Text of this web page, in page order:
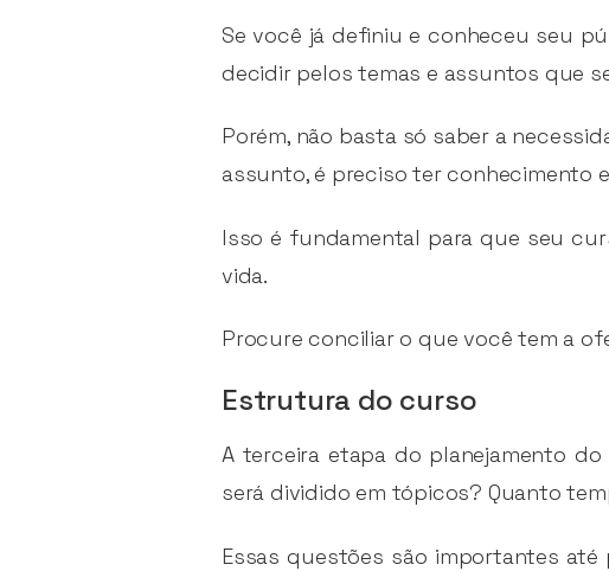
Se você já definiu e conheceu seu
decidir pelos temas e assuntos que
Porém, não basta só saber a
assunto, é preciso ter conhecimento
Isso é fundamental para que seu
vida.
Procure conciliar o que você tem a
Estrutura do curso
A terceira etapa do planejamento
será dividido em tópicos? Quanto
Essas questões são importantes